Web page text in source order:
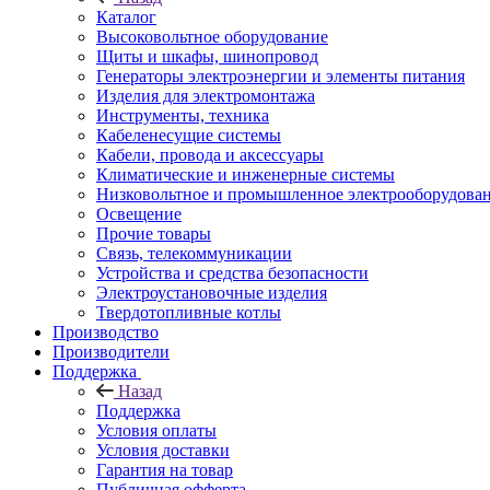
Каталог
Высоковольтное оборудование
Щиты и шкафы, шинопровод
Генераторы электроэнергии и элементы питания
Изделия для электромонтажа
Инструменты, техника
Кабеленесущие системы
Кабели, провода и аксессуары
Климатические и инженерные системы
Низковольтное и промышленное
Освещение
Прочие товары
Связь, телекоммуникации
Устройства и средства безопасности
Электроустановочные изделия
Твердотопливные котлы
Производство
Производители
Поддержка
Назад
Поддержка
Условия оплаты
Условия доставки
Гарантия на товар